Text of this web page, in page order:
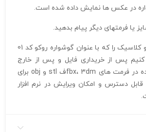
در عکس ها نمایش داده شده است.
یا فرمتهای دیگر پیام بدهید.
این طراحی بینظیر و کلاسیک را که با عنوان گوشواره روکو کد 01
پس از خریداری فایل و پس از خارج
کردن از حالت فشرده در فرمت های fbx، 3dmف stl و obj برای
قابل دسترس و امکان ویرایش در نرم افزار